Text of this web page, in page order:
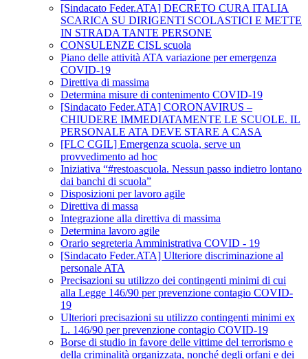
[Sindacato Feder.ATA] DECRETO CURA ITALIA
SCARICA SU DIRIGENTI SCOLASTICI E METTE
IN STRADA TANTE PERSONE
CONSULENZE CISL scuola
Piano delle attività ATA variazione per emergenza
COVID-19
Direttiva di massima
Determina misure di contenimento COVID-19
[Sindacato Feder.ATA] CORONAVIRUS –
CHIUDERE IMMEDIATAMENTE LE SCUOLE. IL
PERSONALE ATA DEVE STARE A CASA
[FLC CGIL] Emergenza scuola, serve un
provvedimento ad hoc
Iniziativa “#restoascuola. Nessun passo indietro lontano
dai banchi di scuola”
Disposizioni per lavoro agile
Direttiva di massa
Integrazione alla direttiva di massima
Determina lavoro agile
Orario segreteria Amministrativa COVID - 19
[Sindacato Feder.ATA] Ulteriore discriminazione al
personale ATA
Precisazioni su utilizzo dei contingenti minimi di cui
alla Legge 146/90 per prevenzione contagio COVID-
19
Ulteriori precisazioni su utilizzo contingenti minimi ex
L. 146/90 per prevenzione contagio COVID-19
Borse di studio in favore delle vittime del terrorismo e
della criminalità organizzata, nonché degli orfani e dei